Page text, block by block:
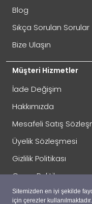
Sitemizden en iyi şekilde
için çerezler
İade Gönderimi Nasıl
Blog
Sıkça Sorulan Sorular
Bize Ulaşın
Müşteri Hizmetler
İade Değişim
Hakkımızda
Mesafeli Satış
Üyelik Sözleşmesi
Gizlilik Politikası
Çerez Politikası